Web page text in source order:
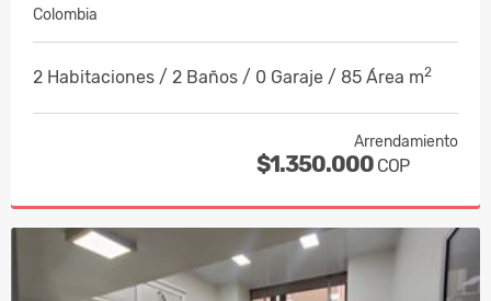
Colombia
2 Habitaciones / 2 Baños / 0 Garaje / 85 Área m2
Arrendamiento
$1.350.000 COP